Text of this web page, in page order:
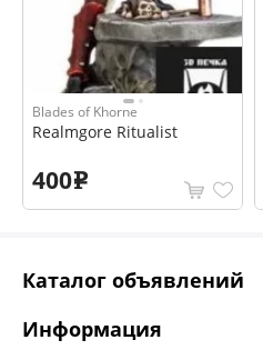
Blades of Khorne
Realmgore Ritualist
400e
Каталог объявлений
Информация